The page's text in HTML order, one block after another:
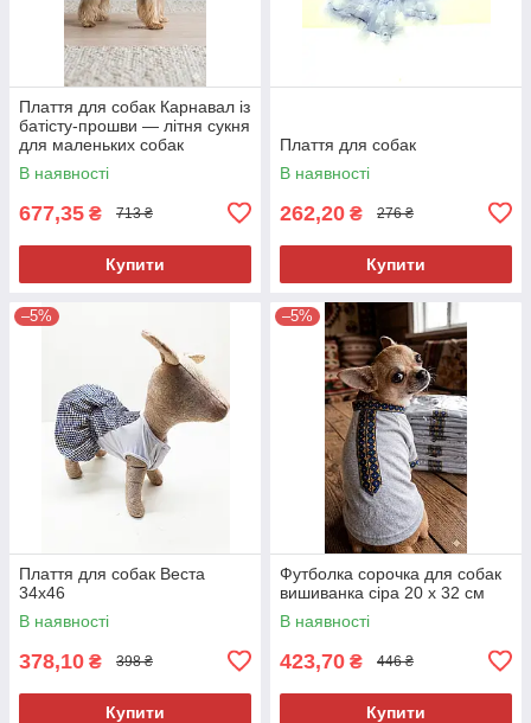
Плаття для собак Карнавал із
батісту-прошви — літня сукня
для маленьких собак
Карнавал (прошва)
В наявності
677,35 ₴ 713 ₴
Купити
Плаття для собак
В наявності
262,20 ₴ 276 ₴
Купити
–5%
Плаття для собак Веста
34х46
В наявності
378,10 ₴ 398 ₴
Купити
–5%
Футболка сорочка для собак
вишиванка сіра 20 х 32 см
В наявності
423,70 ₴ 446 ₴
Купити